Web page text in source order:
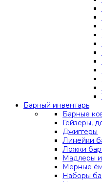
Барный инвентарь
Барные
Гейзеры,
Джиггеры
Линейки
Ложки
Мадлеры и
Мерные
Наборы